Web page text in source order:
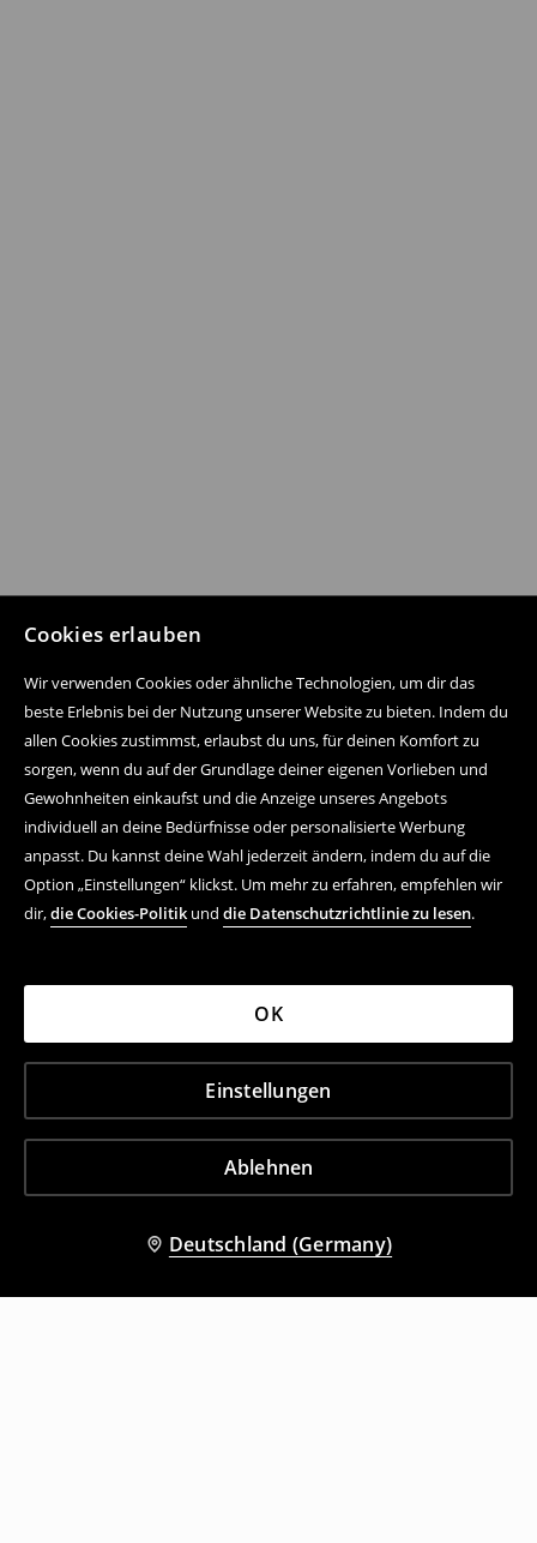
Cookies erlauben
Wir verwenden Cookies oder ähnliche Technologien, um dir das
beste Erlebnis bei der Nutzung unserer Website zu bieten. Indem du
allen Cookies zustimmst, erlaubst du uns, für deinen Komfort zu
sorgen, wenn du auf der Grundlage deiner eigenen Vorlieben und
Gewohnheiten einkaufst und die Anzeige unseres Angebots
individuell an deine Bedürfnisse oder personalisierte Werbung
anpasst. Du kannst deine Wahl jederzeit ändern, indem du auf die
Option „Einstellungen“ klickst. Um mehr zu erfahren, empfehlen wir
dir,die Cookies-Politik und die Datenschutzrichtlinie zu lesen.
Ablehnen
Einstellungen
OK
Deutschland (Germany)